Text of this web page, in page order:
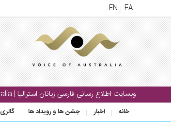
FA
EN
وبسایت اطلاع رسانی فارسی زبانان استرالیا | Voice Of Australia
خانه اخبار جشن ها و رویداد ها گالری
منوی
اصلی
خانه
جشن